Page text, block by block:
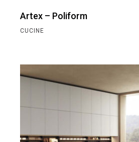
Artex – Poliform
CUCINE